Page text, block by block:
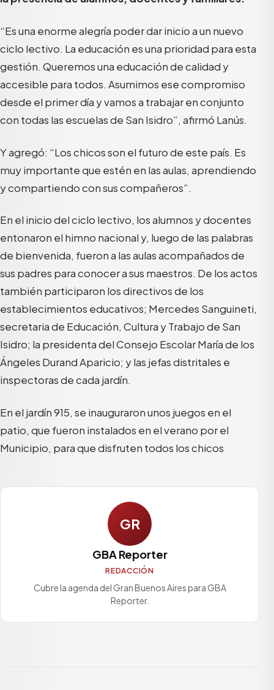
“Es una enorme alegría poder dar inicio a un nuevo
ciclo lectivo. La educación es una prioridad para esta
gestión. Queremos una educación de calidad y
accesible para todos. Asumimos ese compromiso
desde el primer día y vamos a trabajar en conjunto
con todas las escuelas de San Isidro”, afirmó Lanús.
Y agregó: “Los chicos son el futuro de este país. Es
muy importante que estén en las aulas, aprendiendo
y compartiendo con sus compañeros”.
En el inicio del ciclo lectivo, los alumnos y docentes
entonaron el himno nacional y, luego de las palabras
de bienvenida, fueron a las aulas acompañados de
sus padres para conocer a sus maestros. De los actos
también participaron los directivos de los
establecimientos educativos; Mercedes Sanguineti,
secretaria de Educación, Cultura y Trabajo de San
Isidro; la presidenta del Consejo Escolar María de los
Ángeles Durand Aparicio; y las jefas distritales e
inspectoras de cada jardín.
En el jardín 915, se inauguraron unos juegos en el
patio, que fueron instalados en el verano por el
Municipio, para que disfruten todos los chicos
GR
GBA Reporter
REDACCIÓN
Cubre la agenda del Gran Buenos Aires para GBA
Reporter.